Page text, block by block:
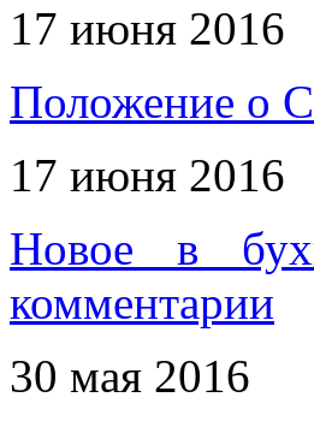
17 июня 2016
Положение о
17 июня 2016
Новое в
комментарии
30 мая 2016